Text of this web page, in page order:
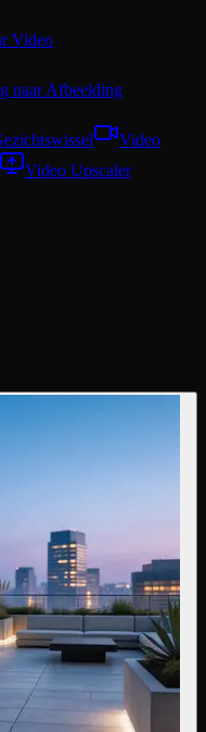
Video
naar Afbeelding
Video
Video Upscaler